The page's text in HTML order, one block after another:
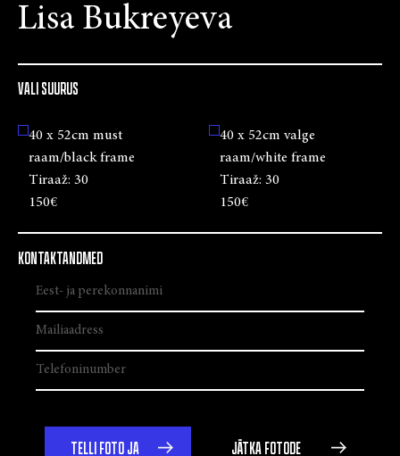
Lisa Bukreyeva
VALI SUURUS
40 x 52cm must
raam/black frame
Tiraaž: 30
150€
40 x 52cm valge
raam/white frame
Tiraaž: 30
150€
KONTAKTANDMED
TELLI FOTO JA
JÄTKA FOTODE